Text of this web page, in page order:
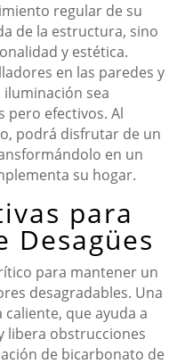
regular de su
de la estructura, sino
y estética.
en las paredes y
iluminación sea
pero efectivos. Al
podrá disfrutar de un
en un
su hogar.
para
Desagües
para mantener un
desagradables. Una
caliente, que ayuda a
libera obstrucciones
de bicarbonato de